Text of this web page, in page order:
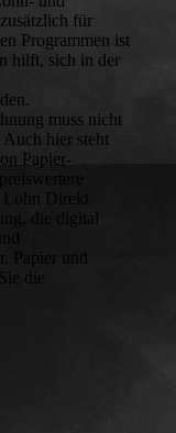
für
Programmen ist
hilft, sich in der
muss nicht
Auch hier steht
Papier-
die digital
Papier und
die